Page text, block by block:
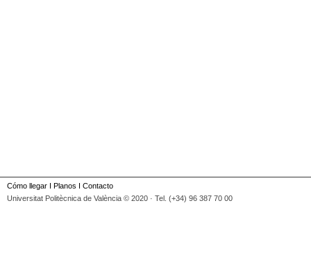
Cómo llegar I Planos I Contacto
Universitat Politècnica de València © 2020 · Tel. (+34) 96 387 70 00